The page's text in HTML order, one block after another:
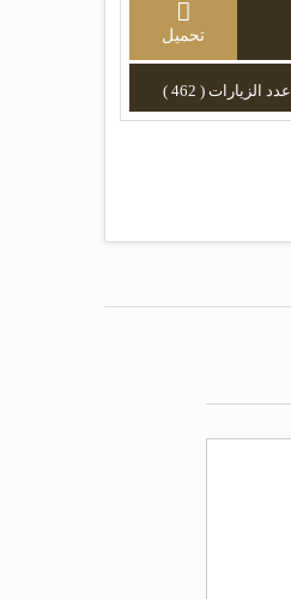
تحميل
عدد الزيارات ( 462 )